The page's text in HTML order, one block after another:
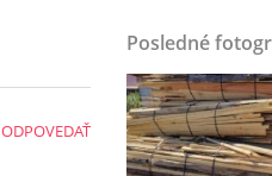
ODPOVEDAŤ
Posledné